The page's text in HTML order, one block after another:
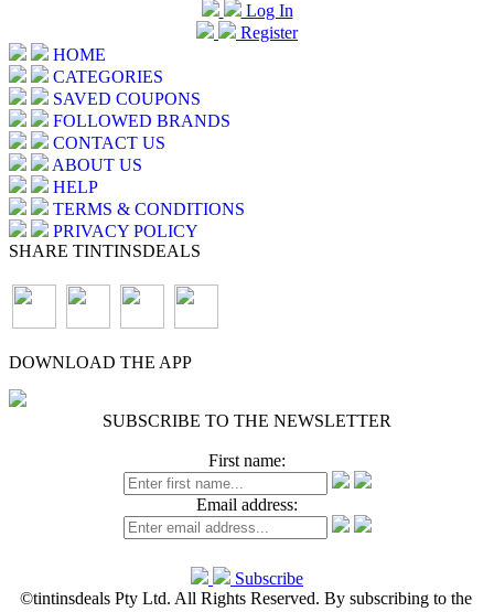
Log In
Register
HOME
CATEGORIES
SAVED COUPONS
FOLLOWED BRANDS
CONTACT US
ABOUT US
HELP
TERMS & CONDITIONS
PRIVACY POLICY
SHARE TINTINSDEALS
DOWNLOAD THE APP
SUBSCRIBE TO THE NEWSLETTER
First name:
Email address:
Subscribe
©tintinsdeals Pty Ltd. All Rights Reserved. By subscribing to the